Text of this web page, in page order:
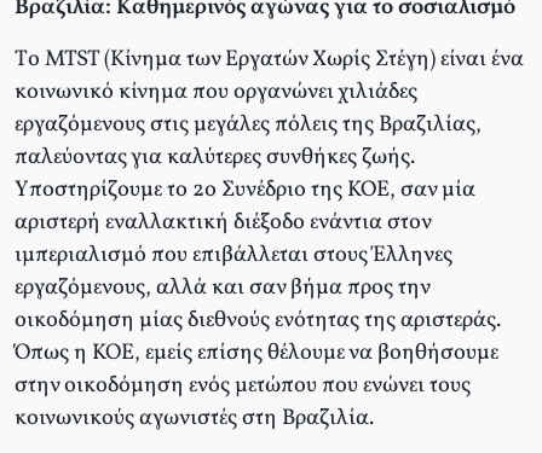
Bραζιλία: Kαθημερινός αγώνας για το σοσιαλισμό
Tο MTST (Kίνημα των Eργατών Xωρίς Στέγη) είναι ένα
κοινωνικό κίνημα που οργανώνει χιλιάδες
εργαζόμενους στις μεγάλες πόλεις της Bραζιλίας,
παλεύοντας για καλύτερες συνθήκες ζωής.
Yποστηρίζουμε το 2ο Συνέδριο της KOE, σαν μία
αριστερή εναλλακτική διέξοδο ενάντια στον
ιμπεριαλισμό που επιβάλλεται στους Έλληνες
εργαζόμενους, αλλά και σαν βήμα προς την
οικοδόμηση μίας διεθνούς ενότητας της αριστεράς.
Όπως η KOE, εμείς επίσης θέλουμε να βοηθήσουμε
στην οικοδόμηση ενός μετώπου που ενώνει τους
κοινωνικούς αγωνιστές στη Bραζιλία.